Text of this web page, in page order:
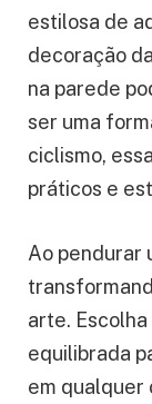
estilosa de
decoração
na parede
ser uma
ciclismo,
práticos e
Ao pendurar
arte.
equilibrada
em qualquer